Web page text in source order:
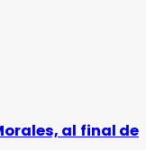
al final de